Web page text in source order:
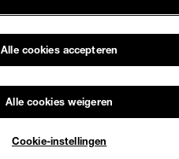
Cookie-instellingen
Alle cookies weigeren
Alle cookies accepteren